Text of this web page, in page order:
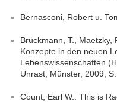
Bernasconi, Robert u.
Brückmann, T., Maetzky,
Konzepte in den neuen
Lebenswissenschaften
Unrast, Münster, 2009, S.
Count, Earl W.: This is